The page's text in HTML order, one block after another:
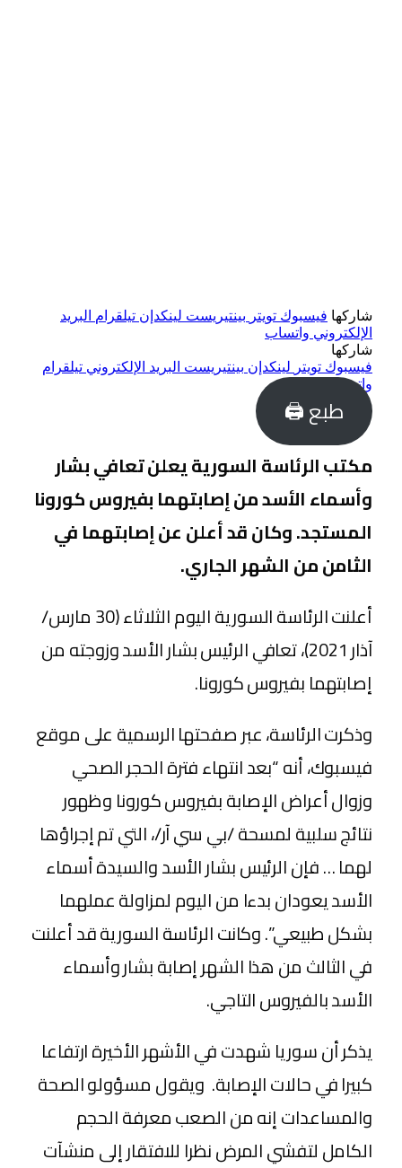
شاركها فيسبوك تويتر بينتيريست لينكدإن تيلقرام البريد
الإلكتروني واتساب
شاركها
فيسبوك تويتر لينكدإن بينتيريست البريد الإلكتروني تيلقرام
واتساب
طبع 🖨
مكتب الرئاسة السورية يعلن تعافي بشار
وأسماء الأسد من إصابتهما بفيروس كورونا
المستجد. وكان قد أعلن عن إصابتهما في
الثامن من الشهر الجاري.
أعلنت الرئاسة السورية اليوم الثلاثاء (30 مارس/
آذار 2021)، تعافي الرئيس بشار الأسد وزوجته من
إصابتهما بفيروس كورونا.
وذكرت الرئاسة، عبر صفحتها الرسمية على موقع
فيسبوك، أنه “بعد انتهاء فترة الحجر الصحي
وزوال أعراض الإصابة بفيروس كورونا وظهور
نتائج سلبية لمسحة /بي سي آر/، التي تم إجراؤها
لهما … فإن الرئيس بشار الأسد والسيدة أسماء
الأسد يعودان بدءا من اليوم لمزاولة عملهما
بشكل طبيعي”. وكانت الرئاسة السورية قد أعلنت
في الثالث من هذا الشهر إصابة بشار وأسماء
الأسد بالفيروس التاجي.
يذكر أن سوريا شهدت في الأشهر الأخيرة ارتفاعا
كبيرا في حالات الإصابة. ويقول مسؤولو الصحة
والمساعدات إنه من الصعب معرفة الحجم
الكامل لتفشي المرض نظرا للافتقار إلى منشآت